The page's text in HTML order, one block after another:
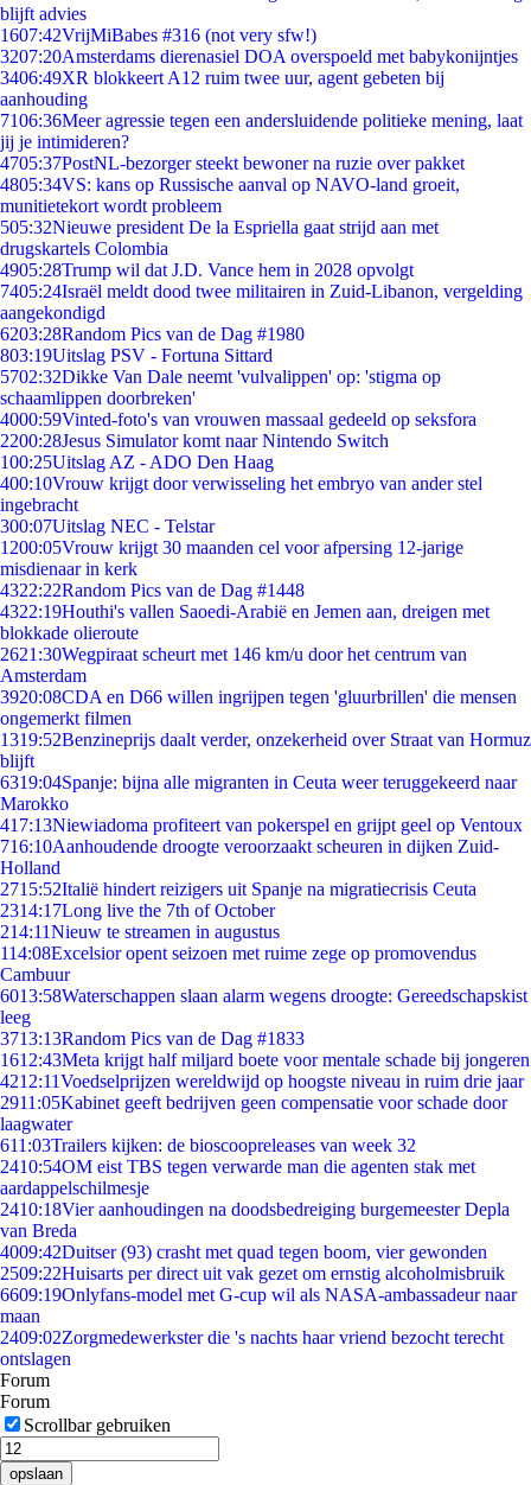
blijft advies
1607:42VrijMiBabes #316 (not very sfw!)
3207:20Amsterdams dierenasiel DOA overspoeld met babykonijntjes
3406:49XR blokkeert A12 ruim twee uur, agent gebeten bij
aanhouding
7106:36Meer agressie tegen een andersluidende politieke mening, laat
jij je intimideren?
4705:37PostNL-bezorger steekt bewoner na ruzie over pakket
4805:34VS: kans op Russische aanval op NAVO-land groeit,
munitietekort wordt probleem
505:32Nieuwe president De la Espriella gaat strijd aan met
drugskartels Colombia
4905:28Trump wil dat J.D. Vance hem in 2028 opvolgt
7405:24Israël meldt dood twee militairen in Zuid-Libanon, vergelding
aangekondigd
6203:28Random Pics van de Dag #1980
803:19Uitslag PSV - Fortuna Sittard
5702:32Dikke Van Dale neemt 'vulvalippen' op: 'stigma op
schaamlippen doorbreken'
4000:59Vinted-foto's van vrouwen massaal gedeeld op seksfora
2200:28Jesus Simulator komt naar Nintendo Switch
100:25Uitslag AZ - ADO Den Haag
400:10Vrouw krijgt door verwisseling het embryo van ander stel
ingebracht
300:07Uitslag NEC - Telstar
1200:05Vrouw krijgt 30 maanden cel voor afpersing 12-jarige
misdienaar in kerk
4322:22Random Pics van de Dag #1448
4322:19Houthi's vallen Saoedi-Arabië en Jemen aan, dreigen met
blokkade olieroute
2621:30Wegpiraat scheurt met 146 km/u door het centrum van
Amsterdam
3920:08CDA en D66 willen ingrijpen tegen 'gluurbrillen' die mensen
ongemerkt filmen
1319:52Benzineprijs daalt verder, onzekerheid over Straat van Hormuz
blijft
6319:04Spanje: bijna alle migranten in Ceuta weer teruggekeerd naar
Marokko
417:13Niewiadoma profiteert van pokerspel en grijpt geel op Ventoux
716:10Aanhoudende droogte veroorzaakt scheuren in dijken Zuid-
Holland
2715:52Italië hindert reizigers uit Spanje na migratiecrisis Ceuta
2314:17Long live the 7th of October
214:11Nieuw te streamen in augustus
114:08Excelsior opent seizoen met ruime zege op promovendus
Cambuur
6013:58Waterschappen slaan alarm wegens droogte: Gereedschapskist
leeg
3713:13Random Pics van de Dag #1833
1612:43Meta krijgt half miljard boete voor mentale schade bij jongeren
4212:11Voedselprijzen wereldwijd op hoogste niveau in ruim drie jaar
2911:05Kabinet geeft bedrijven geen compensatie voor schade door
laagwater
611:03Trailers kijken: de bioscoopreleases van week 32
2410:54OM eist TBS tegen verwarde man die agenten stak met
aardappelschilmesje
2410:18Vier aanhoudingen na doodsbedreiging burgemeester Depla
van Breda
4009:42Duitser (93) crasht met quad tegen boom, vier gewonden
2509:22Huisarts per direct uit vak gezet om ernstig alcoholmisbruik
6609:19Onlyfans-model met G-cup wil als NASA-ambassadeur naar
maan
2409:02Zorgmedewerkster die 's nachts haar vriend bezocht terecht
ontslagen
Forum
Forum
Scrollbar gebruiken
opslaan